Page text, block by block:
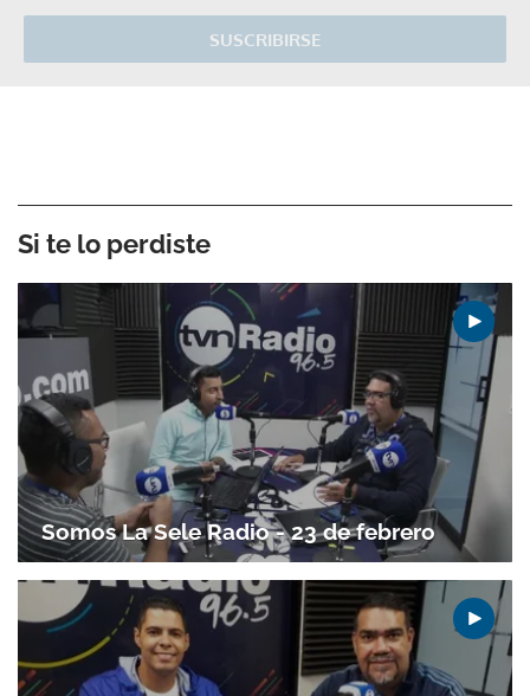
SUSCRIBIRSE
Si te lo perdiste
Somos La Sele Radio - 23 de febrero